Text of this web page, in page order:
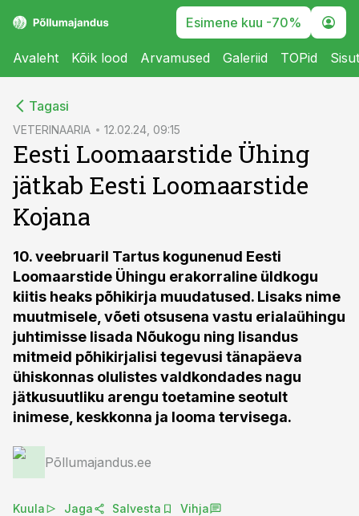
Esimene kuu -70%
Avaleht Kõik lood Arvamused Galeriid TOPid
Tagasi
VETERINAARIA 12.02.24, 09:15
Eesti Loomaarstide Ühing
jätkab Eesti Loomaarstide
Kojana
10. veebruaril Tartus kogunenud Eesti
Loomaarstide Ühingu erakorraline üldkogu
kiitis heaks põhikirja muudatused. Lisaks nime
muutmisele, võeti otsusena vastu erialaühingu
juhtimisse lisada Nõukogu ning lisandus
mitmeid põhikirjalisi tegevusi tänapäeva
ühiskonnas olulistes valdkondades nagu
jätkusuutliku arengu toetamine seotult
inimese, keskkonna ja looma tervisega.
Põllumajandus.ee
Kuula Jaga Salvesta Vihja